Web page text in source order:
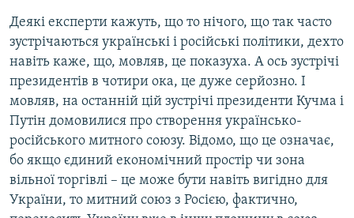
Деякі експерти кажуть, що то нічого, що так часто
зустрічаються українські і російські політики, дехто
навіть каже, що, мовляв, це показуха. А ось зустрічі
президентів в чотири ока, це дуже серйозно. І
мовляв, на останній цій зустрічі президенти Кучма і
Путін домовилися про створення українсько-
російського митного союзу. Відомо, що це означає,
бо якщо єдиний економічний простір чи зона
вільної торгівлі – це може бути навіть вигідно для
України, то митний союз з Росією, фактично,